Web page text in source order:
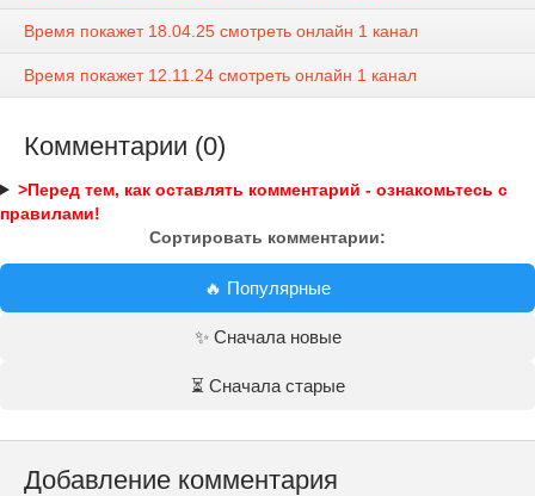
Время покажет 18.04.25 смотреть онлайн 1 канал
Время покажет 12.11.24 смотреть онлайн 1 канал
Комментарии (0)
>Перед тем, как оставлять комментарий - ознакомьтесь с
правилами!
Сортировать комментарии:
🔥 Популярные
✨ Сначала новые
⏳ Сначала старые
Добавление комментария